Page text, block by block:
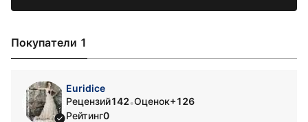
Покупатели 1
Euridice
Рецензий142•Оценок+126
Рейтинг0